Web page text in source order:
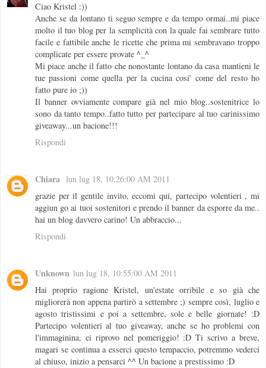
Ciao Kristel :))
Anche se da lontano ti seguo sempre e da tempo ormai..mi piace
molto il tuo blog per la semplicità con la quale fai sembrare tutto
facile e fattibile anche le ricette che prima mi sembravano troppo
complicate per essere provate ^_^
Mi piace anche il fatto che nonostante lontano da casa mantieni le
tue passioni come quella per la cucina cosi' come del resto ho
fatto pure io ;))
Il banner ovviamente compare già nel mio blog..sostenitrice lo
sono da tanto tempo..fatto tutto per partecipare al tuo carinissimo
giveaway...un bacione!!!
Rispondi
Chiara lun lug 18, 10:26:00 AM 2011
grazie per il gentile invito, eccomi qui, partecipo volentieri , mi
aggiun go ai tuoi sostenitori e prendo il banner da esporre da me..
hai un blog davvero carino! Un abbraccio...
Rispondi
Unknown lun lug 18, 10:55:00 AM 2011
Hai proprio ragione Kristel, un'estate orribile e so già che
migliorerà non appena partirò a settembre ;) sempre così, luglio e
agosto tristissimi e poi a settembre, sole e belle giornate! :D
Partecipo volentieri al tuo giveaway, anche se ho problemi con
l'immaginina, ci riprovo nel pomeriggio! :D Ti scrivo a breve,
magari se continua a esserci questo tempaccio, potremmo vederci
al chiuso, inizio a pensarci ^^ Un bacione a prestissimo :D